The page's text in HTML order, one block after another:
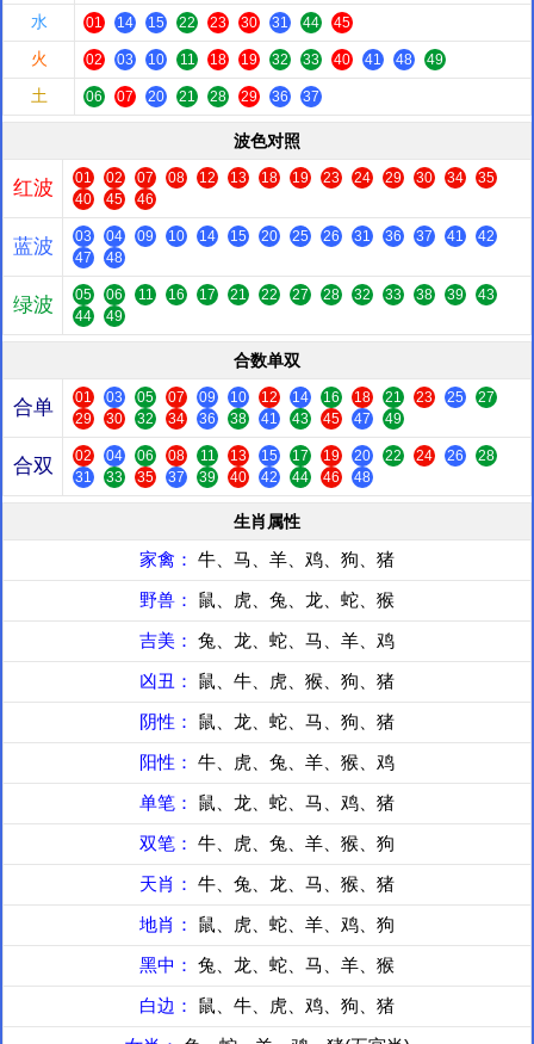
水 01 14 15 22 23 30 31 44 45
火 02 03 10 11 18 19 32 33 40 41 48 49
土 06 07 20 21 28 29 36 37
波色对照
红波 01 02 07 08 12 13 18 19 23 24 29 30 34
35
40
45 46
蓝波 03 04 09 10 14 15 20 25 26 31 36 37 41
42
47
48
绿波 05 06 11 16 17 21 22 27 28 32 33 38 39
43
44
49
合数单双
合单 01 03 05 07 09 10 12 14 16 18 21 23 25
27
29
30 32 34 36 38 41 43 45 47 49
合双 02 04 06 08 11 13 15 17 19 20 22 24 26
28
31
33 35 37 39 40 42 44 46 48
生肖属性
家禽： 牛、马、羊、鸡、狗、猪
野兽： 鼠、虎、兔、龙、蛇、猴
吉美： 兔、龙、蛇、马、羊、鸡
凶丑： 鼠、牛、虎、猴、狗、猪
阴性： 鼠、龙、蛇、马、狗、猪
阳性： 牛、虎、兔、羊、猴、鸡
单笔： 鼠、龙、蛇、马、鸡、猪
双笔： 牛、虎、兔、羊、猴、狗
天肖： 牛、兔、龙、马、猴、猪
地肖： 鼠、虎、蛇、羊、鸡、狗
黑中： 兔、龙、蛇、马、羊、猴
白边： 鼠、牛、虎、鸡、狗、猪